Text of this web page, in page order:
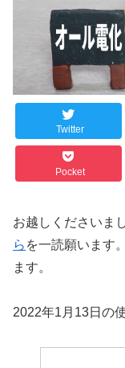
Twitter
Pocket
お越しくださいま
ら を一読願います
ます。
2022年1月13日の